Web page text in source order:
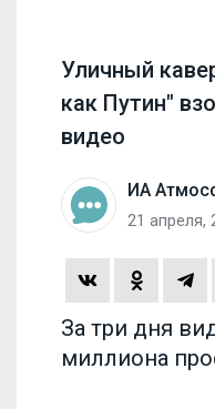
Уличный
как Путин"
видео
ИА
21 апреля,
За три дня
миллиона